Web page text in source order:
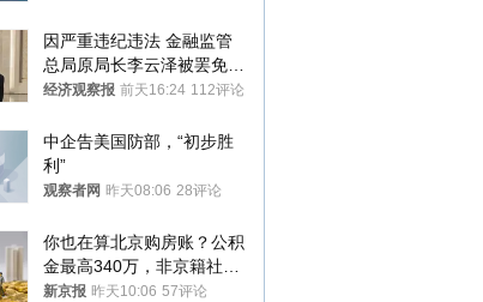
因严重违纪违法 金融监管
总局原局长李云泽被罢免全
国人大代表
经济观察报 前天16:24 112评论
中企告美国防部，“初步胜
利”
观察者网 昨天08:06 28评论
你也在算北京购房账？公积
金最高340万，非京籍社保
1年
新京报 昨天10:06 57评论